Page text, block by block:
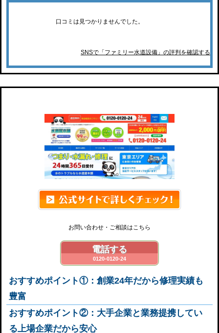
口コミは見つかりませんでした。
SNSで「ファミリー水道設備」の評判を確認する
お問い合わせ・ご相談はこちら
電話する
0120-0120-24
おすすめポイント①：創業24年だから修理実績も
豊富
おすすめポイント②：大手企業と業務提携してい
る上場企業だから安心